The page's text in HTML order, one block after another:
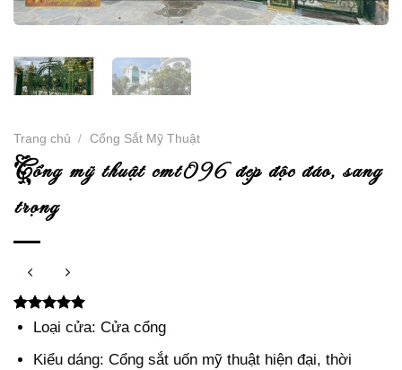
Trang chủ / Cổng Sắt Mỹ Thuật
cổng mỹ thuật cmt096 đẹp độc đáo, sang
trọng
5.00 trên 5
dựa trên
2
đánh giá
Loại cửa: Cửa cổng
Kiểu dáng: Cổng sắt uốn mỹ thuật hiện đại, thời